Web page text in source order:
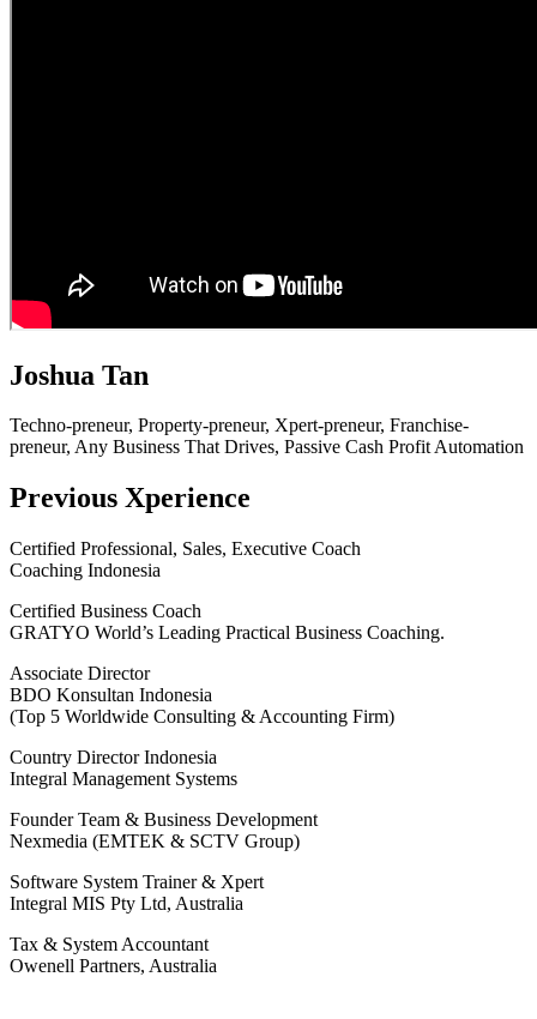
Joshua Tan
Techno-preneur, Property-preneur, Xpert-preneur, Franchise-
preneur, Any Business That Drives, Passive Cash Profit Automation
Previous Xperience
Certified Professional, Sales, Executive Coach
Coaching Indonesia
Certified Business Coach
GRATYO World’s Leading Practical Business Coaching.
Associate Director
BDO Konsultan Indonesia
(Top 5 Worldwide Consulting & Accounting Firm)
Country Director Indonesia
Integral Management Systems
Founder Team & Business Development
Nexmedia (EMTEK & SCTV Group)
Software System Trainer & Xpert
Integral MIS Pty Ltd, Australia
Tax & System Accountant
Owenell Partners, Australia